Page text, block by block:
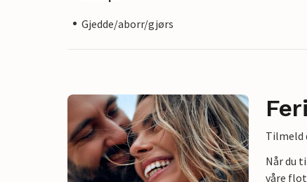
Gjedde/aborr/gjørs
Tilmeld
Når du
våre